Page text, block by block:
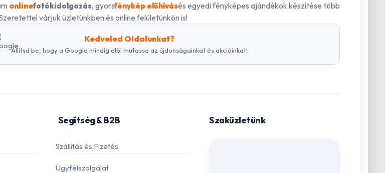
onlinefotókidolgozás, gyorsfénykép előhívásés egyedi fényképes ajándékok készítése több
várjuk üzletünkben és online felületünkön is!
Kedveled Oldalunkat?
Állítsd be, hogy a Google mindig elöl mutassa az újdonságainkat és akcióinkat!
Segítség & B2B
Szállítás és Fizetés
Ügyfélszolgálat
Szaküzletünk